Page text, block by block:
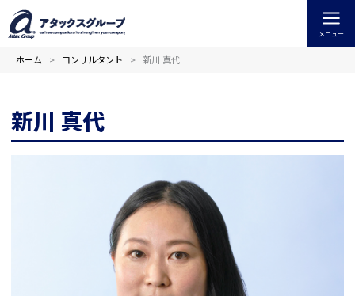
容
を
メニュー
ホーム コンサルタント 新川 真代
新川 真代